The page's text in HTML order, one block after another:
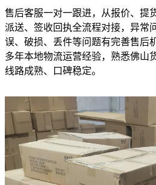
售后客服一对一跟进，从报价、提
派送、签收回执全流程对接，异常
误、破损、丢件等问题有完善售后
多年本地物流运营经验，熟悉佛山
线路成熟、口碑稳定。